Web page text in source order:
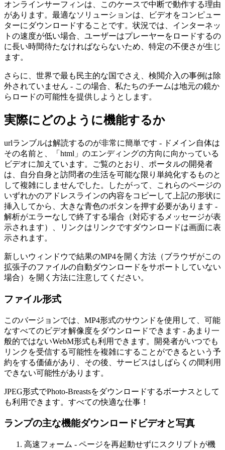
オンラインサーフィンは、このケースで中断で動作する理由
があります。最適なソリューションは、ビデオをコンピュー
ターにダウンロードすることです。状況では、インターネッ
トの速度が低い場合、ユーザーはプレーヤーをロードするの
に長い時間待たなければならないため、特定の不便さが生じ
ます。
さらに、世界で最も民主的な国でさえ、検閲介入の事例は除
外されていません - この場合、私たちのチームは地元の鏡か
らロードの可能性を提供しようとします。
実際にどのように機能するか
urlランブルは解読するのが非常に簡単です - ドメイン自体は
その名前と、「html」のエンディングの方向に向かっている
ビデオに加えています。ご覧のとおり、ポータルの開発者
は、自分自身と訪問者の生活を可能な限り単純化するものと
して複雑にしませんでした。したがって、これらのページの
いずれかのアドレスラインの内容をコピーして上記の形状に
挿入してから、大きな青色のボタンを押す必要があります -
解析がエラーなしで終了する場合（対応するメッセージが表
示されます）、リンクはリンクですダウンロードは画面に表
示されます。
新しいウィンドウで結果のMP4を開く方法（ブラウザがこの
拡張子のファイルの自動ダウンロードをサポートしていない
場合）を開く方法に注意してください。
ファイル形式
このバージョンでは、MP4形式のサウンドを使用して、可能
なすべてのビデオ解像度をダウンロードできます - あまり一
般的ではないWebM形式も利用できます。開発者がいつでも
リンクを受信する可能性を複雑にすることができるという予
約をする価値があり、その後、サービスはしばらくの間利用
できない可能性があります。
JPEG形式でPhoto-Breastsをダウンロードするボーナスとして
も利用できます。すべての快適な仕事！
ランプの主な機能ダウンロードビデオと写真
高速フォーム - ページを再起動せずにスクリプトが機